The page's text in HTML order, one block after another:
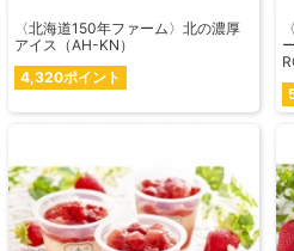
〈北海道150年ファーム〉北の濃厚
アイス（AH-KN）
4,320ポイント